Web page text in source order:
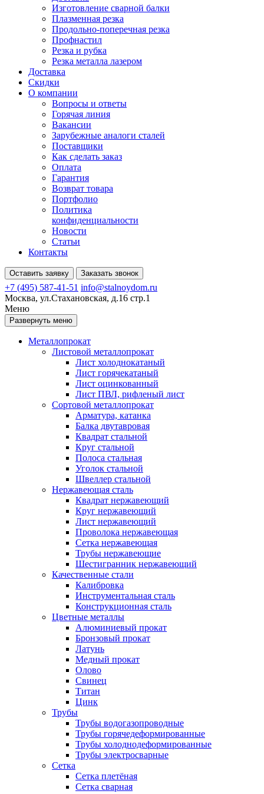
Изготовление сварной балки
Плазменная резка
Продольно-поперечная резка
Профнастил
Резка и рубка
Резка металла лазером
Доставка
Скидки
О компании
Вопросы и ответы
Горячая линия
Вакансии
Зарубежные аналоги сталей
Поставщики
Как сделать заказ
Оплата
Гарантия
Возврат товара
Портфолио
Политика
конфиденциальности
Новости
Статьи
Контакты
Оставить заявку Заказать звонок
+7 (495) 587-41-51 info@stalnoydom.ru
Москва, ул.Стахановская, д.16 стр.1
Меню
Развернуть меню
Металлопрокат
Листовой металлопрокат
Лист холоднокатаный
Лист горячекатаный
Лист оцинкованный
Лист ПВЛ, рифленый лист
Сортовой металлопрокат
Арматура, катанка
Балка двутавровая
Квадрат стальной
Круг стальной
Полоса стальная
Уголок стальной
Швеллер стальной
Нержавеющая сталь
Квадрат нержавеющий
Круг нержавеющий
Лист нержавеющий
Проволока нержавеющая
Сетка нержавеющая
Трубы нержавеющие
Шестигранник нержавеющий
Качественные стали
Калибровка
Инструментальная сталь
Конструкционная сталь
Цветные металлы
Алюминиевый прокат
Бронзовый прокат
Латунь
Медный прокат
Олово
Свинец
Титан
Цинк
Трубы
Трубы водогазопроводные
Трубы горячедеформированные
Трубы холоднодеформированные
Трубы электросварные
Сетка
Сетка плетёная
Сетка сварная